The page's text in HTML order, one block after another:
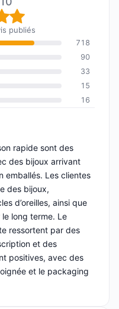
: 9,4 sur
publiés
718
90
33
15
16
rapide sont des
des bijoux arrivant
emballés. Les clientes
des bijoux,
d’oreilles, ainsi que
long terme. Le
ressortent par des
et des
positives, avec des
et le packaging